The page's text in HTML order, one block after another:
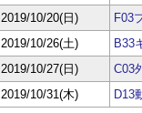
2019/10/20(日)
F03
2019/10/26(土)
B33
2019/10/27(日)
C03
2019/10/31(木)
D13